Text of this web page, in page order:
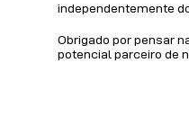
independentemente
Obrigado por pensar
potencial parceiro de